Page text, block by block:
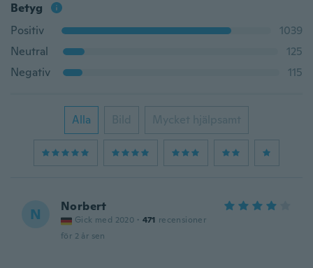
Betyg
Positiv
1039
Neutral
125
Negativ
115
Alla Bild Mycket hjälpsamt
N Norbert
Gick med 2020 · 471 recensioner
för 2 år sen